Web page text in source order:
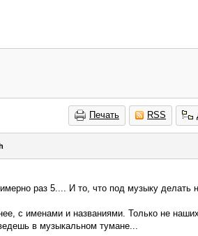
Печать RSS
раз 5.... И то, что под музыку делать
с именами и названиями. Только не
в музыкальном тумане...